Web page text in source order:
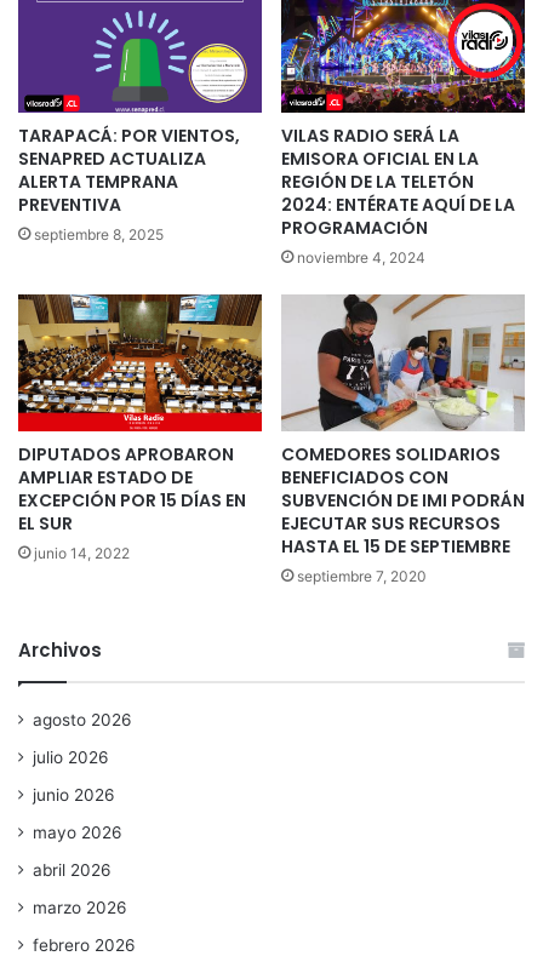
TARAPACÁ: POR VIENTOS,
SENAPRED ACTUALIZA
ALERTA TEMPRANA
PREVENTIVA
septiembre 8, 2025
VILAS RADIO SERÁ LA
EMISORA OFICIAL EN LA
REGIÓN DE LA TELETÓN
2024: ENTÉRATE AQUÍ DE LA
PROGRAMACIÓN
noviembre 4, 2024
DIPUTADOS APROBARON
AMPLIAR ESTADO DE
EXCEPCIÓN POR 15 DÍAS EN
EL SUR
junio 14, 2022
COMEDORES SOLIDARIOS
BENEFICIADOS CON
SUBVENCIÓN DE IMI PODRÁN
EJECUTAR SUS RECURSOS
HASTA EL 15 DE SEPTIEMBRE
septiembre 7, 2020
Archivos
agosto 2026
julio 2026
junio 2026
mayo 2026
abril 2026
marzo 2026
febrero 2026